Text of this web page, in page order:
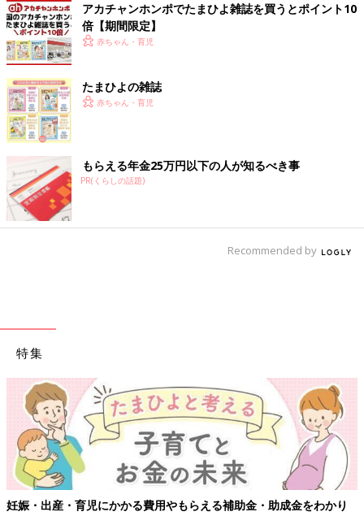
アカチャンホンポでたまひよ雑誌を買うとポイント10
倍【期間限定】
赤ちゃん・育児
たまひよの雑誌
赤ちゃん・育児
もらえる年金25万円以下の人が知るべき事
PR(くらしの話題)
Recommended by
特集
妊娠・出産・育児にかかる費用やもらえる補助金・助成金をわかり